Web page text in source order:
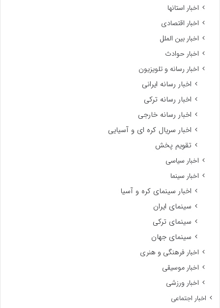
اخبار استانها
اخبار اقتصادی
اخبار بین الملل
اخبار حوادث
اخبار رسانه و تلویزیون
اخبار رسانه ایرانی
اخبار رسانه ترکی
اخبار رسانه خارجی
اخبار سریال کره ای و آسیایی
تقویم پخش
اخبار سیاسی
اخبار سینما
اخبار سینمای کره و آسیا
سینمای ایران
سینمای ترکی
سینمای جهان
اخبار فرهنگی و هنری
اخبار موسیقی
اخبار ورزشی
اخبار اجتماعی